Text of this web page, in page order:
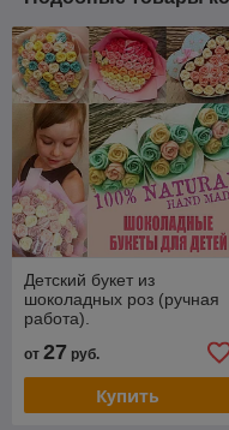
Детский букет из
шоколадных роз (ручная
работа).
от 27 руб.
Купить